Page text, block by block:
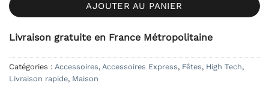
AJOUTER AU PANIER
Livraison gratuite en France Métropolitaine
Catégories : Accessoires, Accessoires Express, Fêtes, High Tech,
Livraison rapide, Maison